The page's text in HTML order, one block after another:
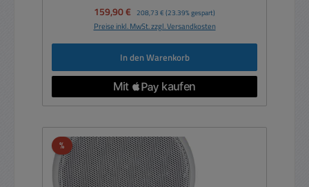
Verkaufspreis:
159,90 € Regulärer Preis:
208,73 € (23.39% gespart)
Preise inkl. MwSt. zzgl. Versandkosten
In den Warenkorb
%Rabatt